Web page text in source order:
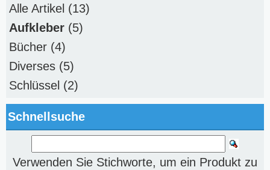
Alle Artikel (13)
Aufkleber (5)
Bücher (4)
Diverses (5)
Schlüssel (2)
Schnellsuche
Verwenden Sie Stichworte, um ein Produkt zu